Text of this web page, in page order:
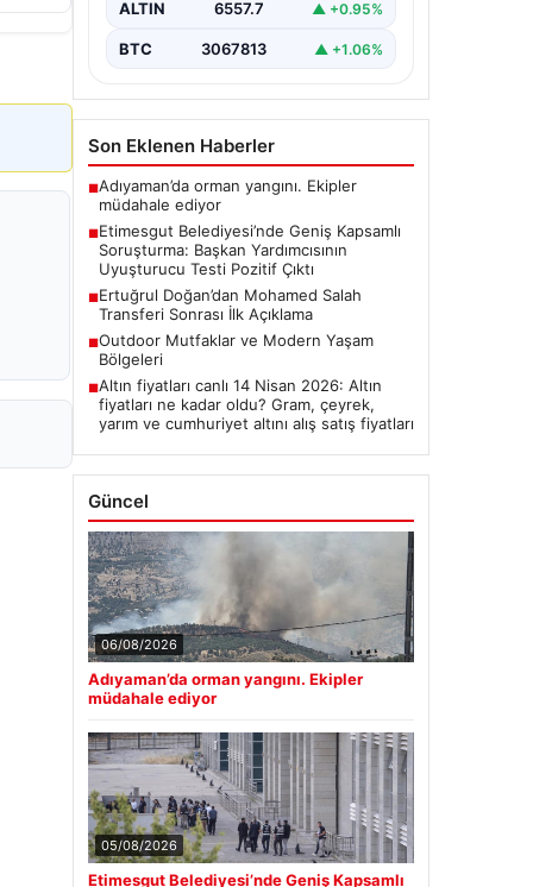
bulunan belediyeye yönelik
kapsamında önemli gelişmeler
ALTIN 6557.7 ▲ +0.95%
BTC 3067813 ▲ +1.06%
Son Eklenen Haberler
■Adıyaman’da orman yangını. Ekipler
müdahale ediyor
■Etimesgut Belediyesi’nde Geniş Kapsamlı
Soruşturma: Başkan Yardımcısının
Uyuşturucu Testi Pozitif Çıktı
■Ertuğrul Doğan’dan Mohamed Salah
Transferi Sonrası İlk Açıklama
■Outdoor Mutfaklar ve Modern Yaşam
Bölgeleri
■Altın fiyatları canlı 14 Nisan 2026: Altın
fiyatları ne kadar oldu? Gram, çeyrek,
yarım ve cumhuriyet altını alış satış fiyatları
Güncel
06/08/2026
Adıyaman’da orman yangını. Ekipler
müdahale ediyor
05/08/2026
Etimesgut Belediyesi’nde Geniş Kapsamlı